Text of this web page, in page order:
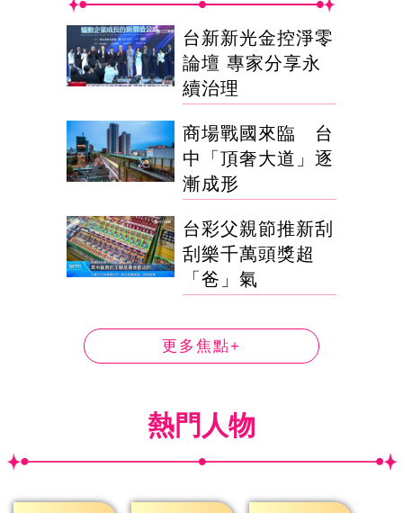
台新新光金控淨零
論壇 專家分享永
續治理
商場戰國來臨 台
中「頂奢大道」逐
漸成形
台彩父親節推新刮
刮樂千萬頭獎超
「爸」氣
更多焦點+
熱門人物